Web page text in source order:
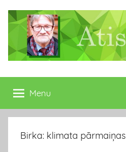
content
Atis
Lejiņš
13.
Saeimas
deputāts
Menu
Birka: klimata pārmaiņas